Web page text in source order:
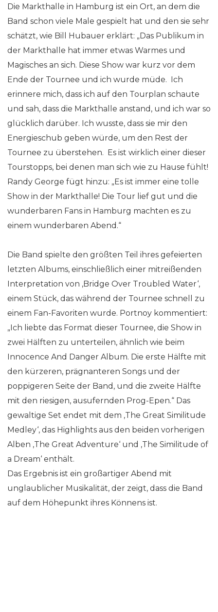
Die Markthalle in Hamburg ist ein Ort, an dem die
Band schon viele Male gespielt hat und den sie sehr
schätzt, wie Bill Hubauer erklärt: „Das Publikum in
der Markthalle hat immer etwas Warmes und
Magisches an sich. Diese Show war kurz vor dem
Ende der Tournee und ich wurde müde. Ich
erinnere mich, dass ich auf den Tourplan schaute
und sah, dass die Markthalle anstand, und ich war so
glücklich darüber. Ich wusste, dass sie mir den
Energieschub geben würde, um den Rest der
Tournee zu überstehen. Es ist wirklich einer dieser
Tourstopps, bei denen man sich wie zu Hause fühlt!
Randy George fügt hinzu: „Es ist immer eine tolle
Show in der Markthalle! Die Tour lief gut und die
wunderbaren Fans in Hamburg machten es zu
einem wunderbaren Abend.“
Die Band spielte den größten Teil ihres gefeierten
letzten Albums, einschließlich einer mitreißenden
Interpretation von ‚Bridge Over Troubled Water‘,
einem Stück, das während der Tournee schnell zu
einem Fan-Favoriten wurde. Portnoy kommentiert:
„Ich liebte das Format dieser Tournee, die Show in
zwei Hälften zu unterteilen, ähnlich wie beim
Innocence And Danger Album. Die erste Hälfte mit
den kürzeren, prägnanteren Songs und der
poppigeren Seite der Band, und die zweite Hälfte
mit den riesigen, ausufernden Prog-Epen.“ Das
gewaltige Set endet mit dem ‚The Great Similitude
Medley‘, das Highlights aus den beiden vorherigen
Alben ‚The Great Adventure‘ und ‚The Similitude of
a Dream‘ enthält.
Das Ergebnis ist ein großartiger Abend mit
unglaublicher Musikalität, der zeigt, dass die Band
auf dem Höhepunkt ihres Könnens ist.